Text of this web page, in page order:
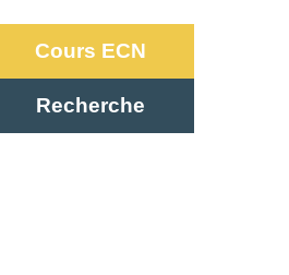
Cours ECN
Recherche